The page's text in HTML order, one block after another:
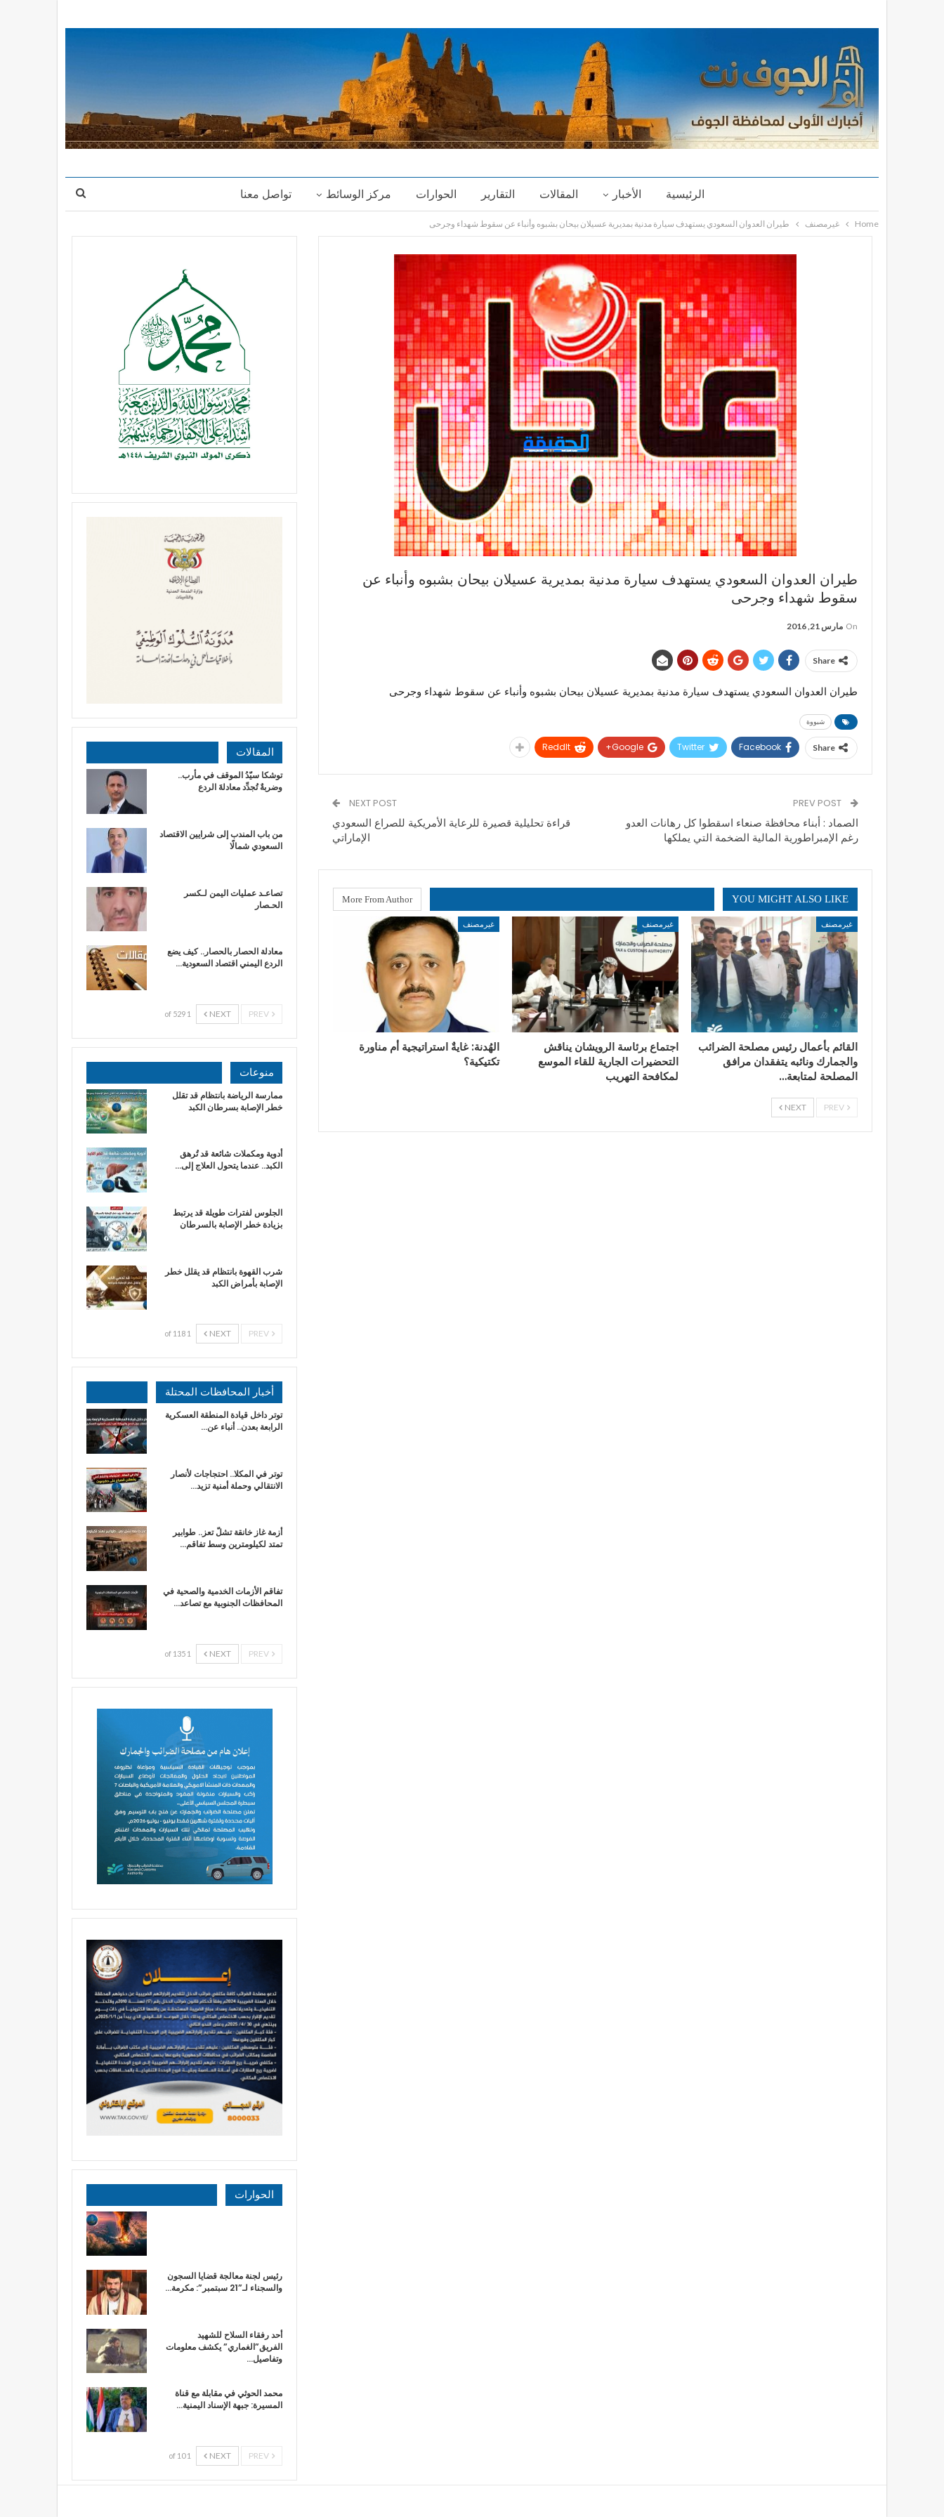
الرئيسية الأخبار المقالات التقارير الحوارات مركز الوسائط تواصل معنا
Home غيرمصنف طيران العدوان السعودي يستهدف سيارة مدنية بمديرية عسيلان بيحان بشبوه وأنباء عن سقوط شهداء وجرحى
طيران العدوان السعودي يستهدف سيارة مدنية بمديرية عسيلان بيحان بشبوه وأنباء عن
سقوط شهداء وجرحى
On مارس 21, 2016
Share
طيران العدوان السعودي يستهدف سيارة مدنية بمديرية عسيلان بيحان بشبوه وأنباء عن سقوط شهداء وجرحى
شبووة
Share
Facebook
Twitter
Google+
ReddIt
الصماد : أبناء محافظة صنعاء اسقطوا كل رهانات العدو
رغم الإمبراطورية المالية الضخمة التي يملكها
NEXT POST
قراءة تحليلية قصيرة للرعاية الأمريكية للصراع السعودي
الإماراتي
YOU MIGHT ALSO LIKE
More From Author
غيرمصنف
القائم بأعمال رئيس مصلحة الضرائب
والجمارك ونائبه يتفقدان مرافق
المصلحة لمتابعة…
غيرمصنف
اجتماع برئاسة الرويشان يناقش
التحضيرات الجارية للقاء الموسع
لمكافحة التهريب
غيرمصنف
الهُدنة: غايةٌ استراتيجية أم مناورة
تكتيكية؟
NEXT
المقالات
توشكا سيّدُ الموقف في مأرب..
وضربةٌ تُجدِّد معادلةَ الردع
من باب المندب إلى شرايين الاقتصاد
السعودي شمالًا
تصاعـد عمليات اليمن لـكسر
الحـصار
معادلة الحصار بالحصار.. كيف يضع
الردع اليمني اقتصاد السعودية…
NEXT
1 of 529
منوعات
ممارسة الرياضة بانتظام قد تقلل
خطر الإصابة بسرطان الكبد
أدوية ومكملات شائعة قد تُرهق
الكبد.. عندما يتحول العلاج إلى…
الجلوس لفترات طويلة قد يرتبط
بزيادة خطر الإصابة بالسرطان
شرب القهوة بانتظام قد يقلل خطر
الإصابة بأمراض الكبد
NEXT
1 of 118
أخبار المحافظات المحتلة
توتر داخل قيادة المنطقة العسكرية
الرابعة بعدن.. أنباء عن…
توتر في المكلا.. احتجاجات لأنصار
الانتقالي وحملة أمنية تزيد…
أزمة غاز خانقة تشلّ تعز.. طوابير
تمتد لكيلومترين وسط تفاقم…
تفاقم الأزمات الخدمية والصحية في
المحافظات الجنوبية مع تصاعد…
NEXT
1 of 135
الحوارات
رئيس لجنة معالجة قضايا السجون
والسجناء لـ”21 سبتمبر”: مكرمة…
أحد رفقاء السلاح للشهيد
الفريق”الغماري” يكشف معلومات
وتفاصيل…
محمد الحوثي في مقابلة مع قناة
المسيرة: جبهة الإسناد اليمنية…
NEXT
1 of 10